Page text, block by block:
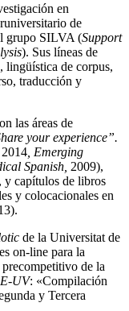
en
de
grupo SILVA (Support
). Sus líneas de
lingüística de corpus,
traducción y
las áreas de
your experience”.
2014 , Emerging
Spanish, 2009),
y capítulos de libros
y colocacionales en
de la Universitat de
on-line para la
de la
UV: «Compilación
y Tercera